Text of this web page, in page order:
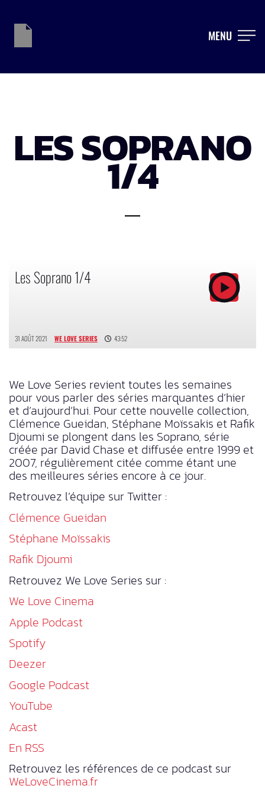
MENU
LES SOPRANO
1/4
Les Soprano 1/4
31 AOÛT 2021 WE LOVE SERIES 43:52
We Love Series revient toutes les semaines
pour vous parler des séries marquantes d’hier
et d’aujourd’hui. Pour cette nouvelle collection,
Clémence Gueidan, Stéphane Moïssakis et Rafik
Djoumi se plongent dans les Soprano, série
créée par David Chase et diffusée entre 1999 et
2007, régulièrement citée comme étant une
des meilleures séries encore à ce jour.
Retrouvez l’équipe sur Twitter :
Clémence Gueidan
Stéphane Moïssakis
Rafik Djoumi
Retrouvez We Love Series sur :
We Love Cinema
Apple Podcast
Spotify
Deezer
Google Podcast
YouTube
Acast
En RSS
Retrouvez les références de ce podcast sur
WeLoveCinema.fr